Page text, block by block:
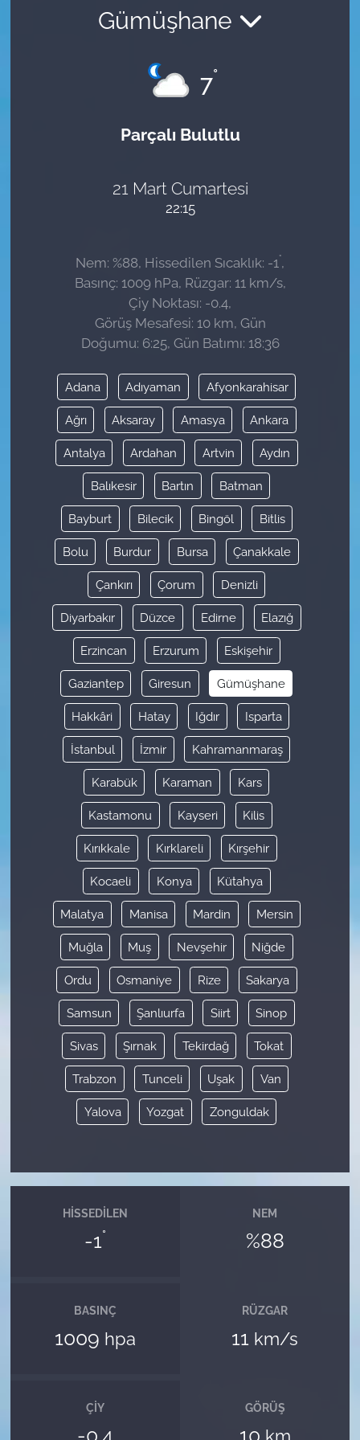
Gümüşhane
7°
Parçalı Bulutlu
21 Mart Cumartesi
22:15
Nem: %88, Hissedilen Sıcaklık: -1 °,
Basınç: 1009 hPa, Rüzgar: 11 km/s,
Çiy Noktası: -0.4,
Görüş Mesafesi: 10 km, Gün
Doğumu: 6:25, Gün Batımı: 18:36
Adana Adıyaman Afyonkarahisar
Ağrı Aksaray Amasya Ankara
Antalya Ardahan Artvin Aydın
Balıkesir Bartın Batman
Bayburt Bilecik Bingöl Bitlis
Bolu Burdur Bursa Çanakkale
Çankırı Çorum Denizli
Diyarbakır Düzce Edirne Elazığ
Erzincan Erzurum Eskişehir
Gaziantep Giresun Gümüşhane
Hakkâri Hatay Iğdır Isparta
İstanbul İzmir Kahramanmaraş
Karabük Karaman Kars
Kastamonu Kayseri Kilis
Kırıkkale Kırklareli Kırşehir
Kocaeli Konya Kütahya
Malatya Manisa Mardin Mersin
Muğla Muş Nevşehir Niğde
Ordu Osmaniye Rize Sakarya
Samsun Şanlıurfa Siirt Sinop
Sivas Şırnak Tekirdağ Tokat
Trabzon Tunceli Uşak Van
Yalova Yozgat Zonguldak
HISSEDILEN
-1°
NEM
%88
BASINÇ
1009 hpa
RÜZGAR
11 km/s
ÇIY GÖRÜŞ